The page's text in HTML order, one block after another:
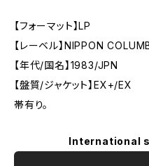
【フォーマット】LP
【レーベル】NIPPON
【年代/国名】1983/JPN
【盤質/ジャケット】EX+/EX
帯有り。
International